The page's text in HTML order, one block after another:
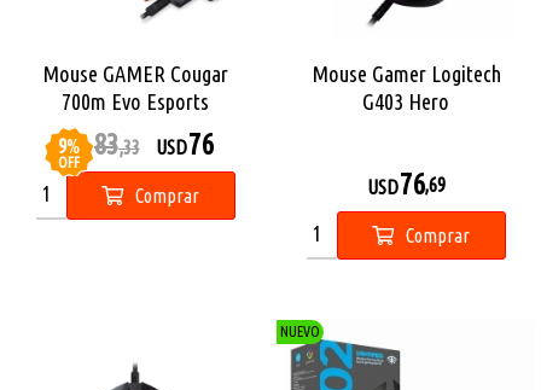
Mouse GAMER Cougar
700m Evo Esports
9%
OFF
USD83,33 USD76
Comprar
Mouse Gamer Logitech
G403 Hero
USD76,69
Comprar
NUEVO